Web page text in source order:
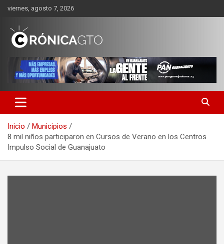
Saltar
contenido
viernes, agosto 7, 2026
CRONICA GUANAJUATO
Inicio
Municipios
8 mil niños participaron en Cursos de Verano en los Centros
Impulso Social de Guanajuato